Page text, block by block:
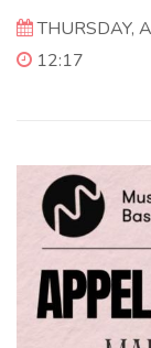
THURSDAY,
12:17